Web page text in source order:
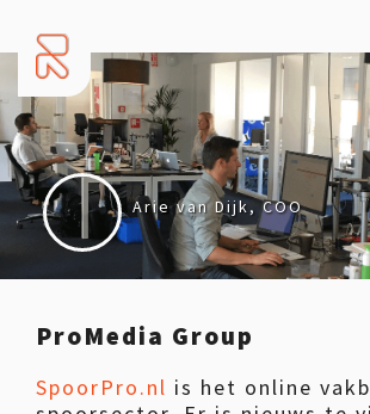
ProMedia Group
SpoorPro.nl is het online
Arie van Dijk, COO